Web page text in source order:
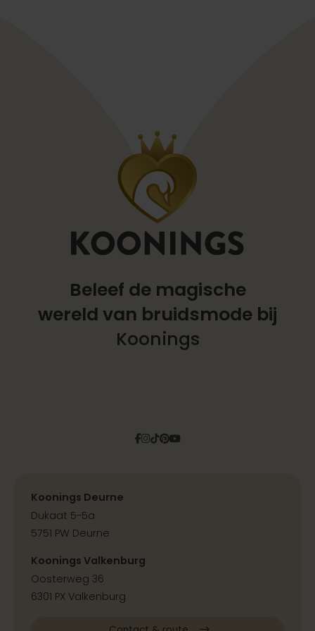
Beleef de magische
wereld van bruidsmode bij
Koonings
Facebook
Instagram
Tiktok
Pinterest
YouTube
Koonings Deurne
Dukaat 5-5a
5751 PW Deurne
Koonings Valkenburg
Oosterweg 36
6301 PX Valkenburg